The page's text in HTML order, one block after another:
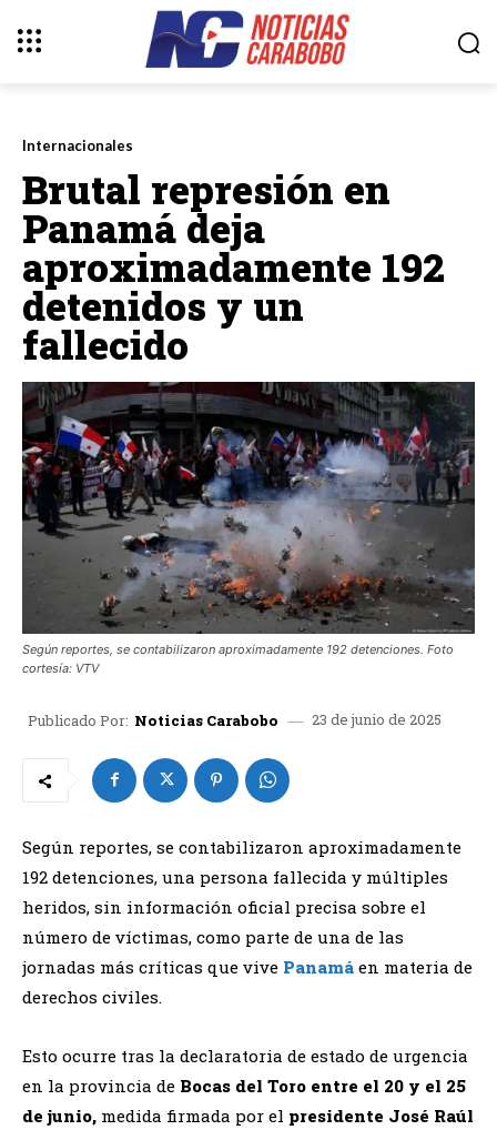
Internacionales
Brutal represión en
Panamá deja
aproximadamente 192
detenidos y un
fallecido
Según reportes, se contabilizaron aproximadamente 192 detenciones. Foto
cortesía: VTV
Publicado Por: Noticias Carabobo 23 de junio de 2025
Según reportes, se contabilizaron aproximadamente
192 detenciones, una persona fallecida y múltiples
heridos, sin información oficial precisa sobre el
número de víctimas, como parte de una de las
jornadas más críticas que vive Panamá en materia de
derechos civiles.
Esto ocurre tras la declaratoria de estado de urgencia
en la provincia de Bocas del Toro entre el 20 y el 25
de junio, medida firmada por el presidente José Raúl